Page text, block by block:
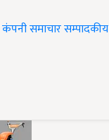
कंपनी समाचारसम्पादकीय